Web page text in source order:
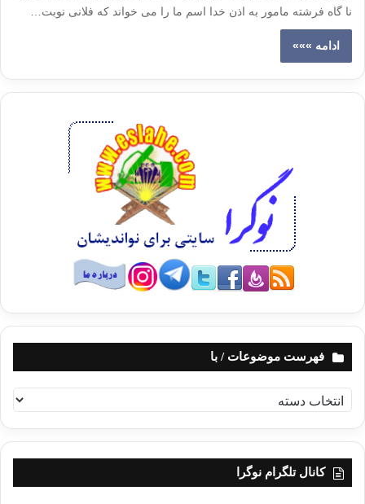
نا گاه فرشته مامور به اذن خدا اسم ما را می خواند که فلانی نوبت…
ادامه »»»
فهرست موضوعات / با
ه
ر
کانال تلگرام نوگرا